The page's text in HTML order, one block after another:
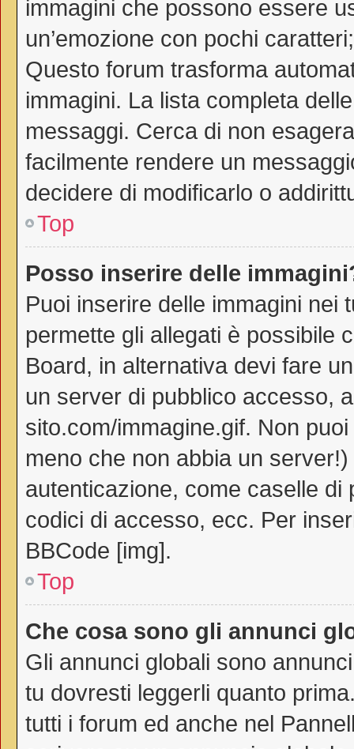
immagini che possono essere
un’emozione con pochi
Questo forum trasforma
immagini. La lista completa
messaggi. Cerca di non
facilmente rendere un
decidere di modificarlo o
Top
Posso inserire delle
Puoi inserire delle immagini nei
permette gli allegati è possibile
Board, in alternativa devi fare
un server di pubblico accesso,
sito.com/immagine.gif. Non
meno che non abbia un
autenticazione, come caselle
codici di accesso, ecc. Per
BBCode [img].
Top
Che cosa sono gli annunci
Gli annunci globali sono
tu dovresti leggerli quanto
tutti i forum ed anche nel